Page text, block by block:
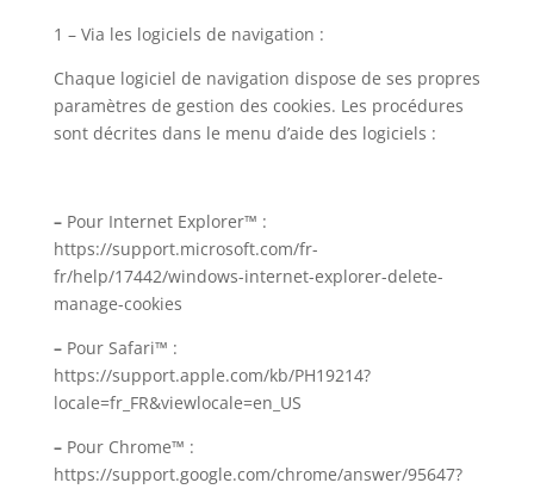
1 – Via les logiciels de navigation :
Chaque logiciel de navigation dispose de ses propres
paramètres de gestion des cookies. Les procédures
sont décrites dans le menu d’aide des logiciels :
– Pour Internet Explorer™ :
https://support.microsoft.com/fr-
fr/help/17442/windows-internet-explorer-delete-
manage-cookies
– Pour Safari™ :
https://support.apple.com/kb/PH19214?
locale=fr_FR&viewlocale=en_US
– Pour Chrome™ :
https://support.google.com/chrome/answer/95647?